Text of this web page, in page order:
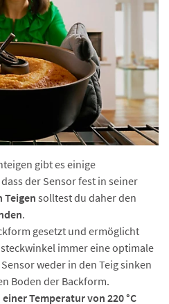
gibt es einige
der Sensor fest in seiner
Teigensolltest du daher den
.
gesetzt und ermöglicht
immer eine optimale
weder in den Teig sinken
Boden der Backform.
Temperatur von 220 °C